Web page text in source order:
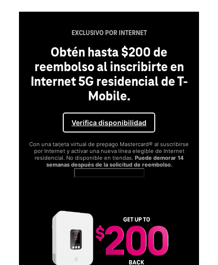
EXCLUSIVO POR INTERNET
Obtén hasta $200 de
reembolso al inscribirte en
Internet 5G residencial de T-
Mobile.
Verifica disponibilidad
Con una tarjeta virtual de prepago Mastercard® al suscribirse
por Internet y activar una nueva línea elegible de Internet
residencial. No disponible en tiendas. Puede demorar 14
semanas después de la solicitud de reembolso.